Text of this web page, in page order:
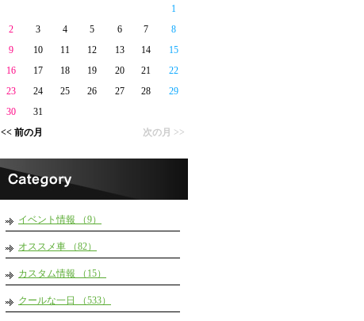
<< 前の月 次の月 >>
1
2
3 4 5 6 7
8
9
10 11 12 13 14
15
16
17 18 19 20 21
22
23
24 25 26 27 28
29
30
31
イベント情報 （9）
オススメ車 （82）
カスタム情報 （15）
クールな一日 （533）